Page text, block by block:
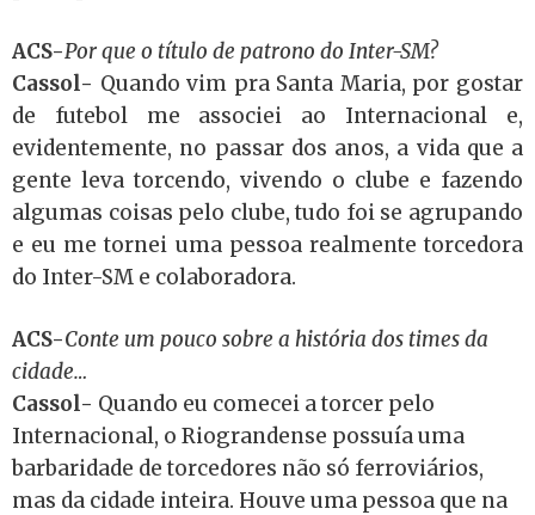
ACS-Por que o título de patrono do Inter-SM?
Cassol- Quando vim pra Santa Maria, por gostar
de futebol me associei ao Internacional e,
evidentemente, no passar dos anos, a vida que a
gente leva torcendo, vivendo o clube e fazendo
algumas coisas pelo clube, tudo foi se agrupando
e eu me tornei uma pessoa realmente torcedora
do Inter-SM e colaboradora.
ACS-Conte um pouco sobre a história dos times da
cidade…
Cassol- Quando eu comecei a torcer pelo
Internacional, o Riograndense possuía uma
barbaridade de torcedores não só ferroviários,
mas da cidade inteira. Houve uma pessoa que na